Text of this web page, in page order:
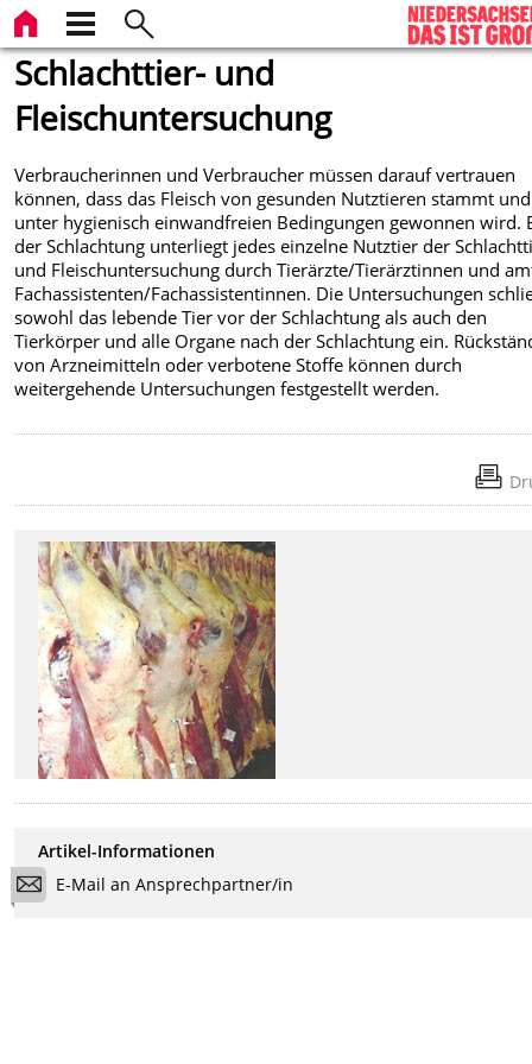
Schlachttier- und
Fleischuntersuchung
Verbraucherinnen und Verbraucher müssen darauf vertrauen
können, dass das Fleisch von gesunden Nutztieren stammt und
unter hygienisch einwandfreien Bedingungen gewonnen wird.
der Schlachtung unterliegt jedes einzelne Nutztier der
und Fleischuntersuchung durch Tierärzte/Tierärztinnen und
Fachassistenten/Fachassistentinnen. Die Untersuchungen
sowohl das lebende Tier vor der Schlachtung als auch den
Tierkörper und alle Organe nach der Schlachtung ein.
von Arzneimitteln oder verbotene Stoffe können durch
weitergehende Untersuchungen festgestellt werden.
Artikel-Informationen
E-Mail an Ansprechpartner/in